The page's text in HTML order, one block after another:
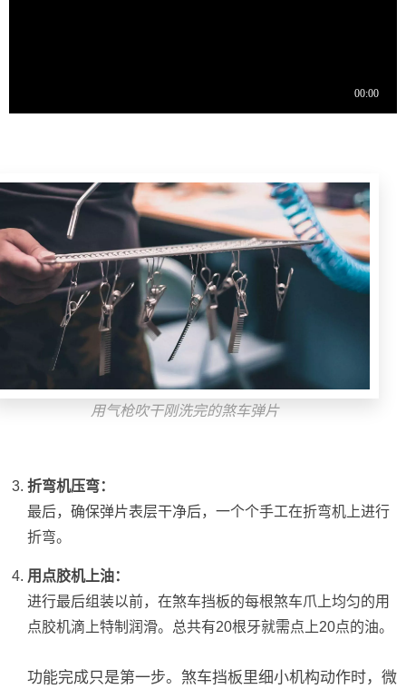
用气枪吹干刚洗完的煞车弹片
折弯机压弯：
最后，确保弹片表层干净后，一个个手工在折弯机上进行
折弯。
用点胶机上油：
进行最后组装以前，在煞车挡板的每根煞车爪上均匀的用
点胶机滴上特制润滑。总共有20根牙就需点上20点的油。
功能完成只是第一步。煞车挡板里细小机构动作时，微